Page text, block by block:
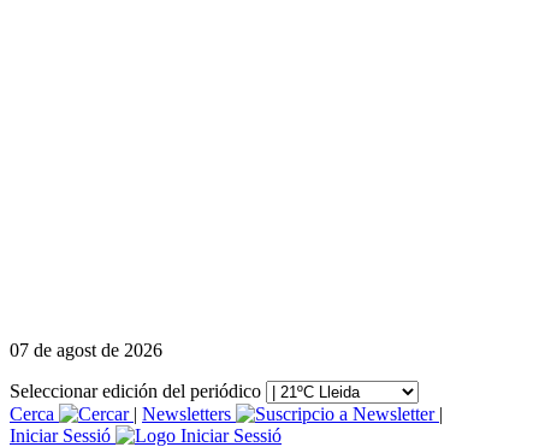
07 de agost de 2026
Seleccionar edición del periódico
Cerca
| Newsletters
|
Iniciar Sessió